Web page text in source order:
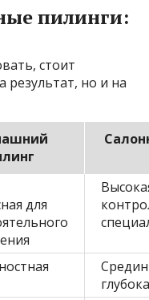
пилинги:
стоит
результат, но и на
для